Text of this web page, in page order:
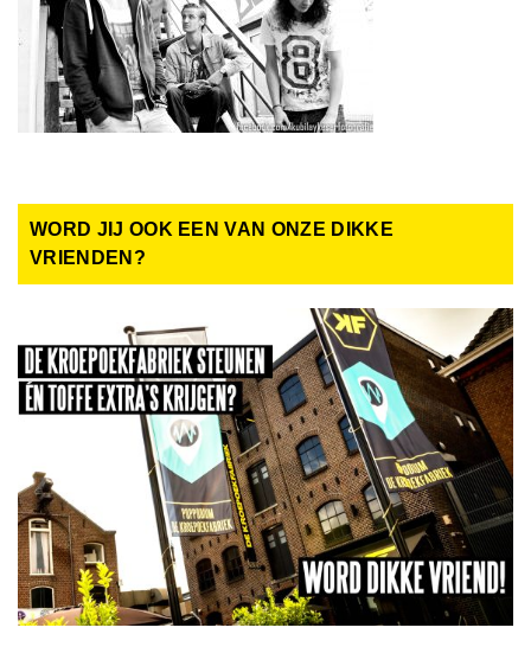
WORD JIJ OOK EEN VAN ONZE DIKKE
VRIENDEN?